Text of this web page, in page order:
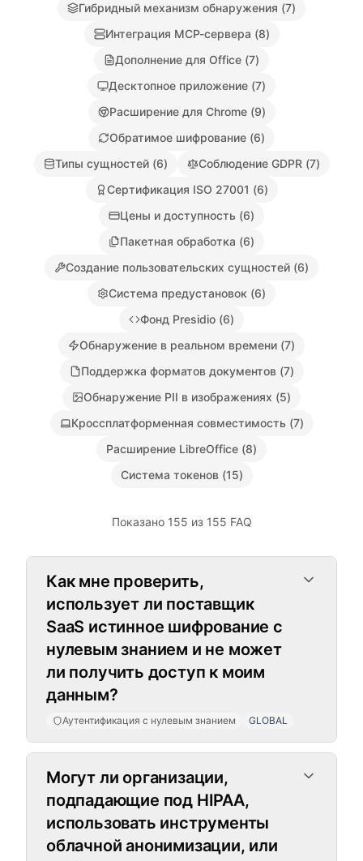
Гибридный механизм обнаружения (7)
Интеграция MCP-сервера (8)
Дополнение для Office (7)
Десктопное приложение (7)
Расширение для Chrome(9)
Обратимое шифрование (6)
Типы сущностей(6) Соблюдение GDPR(7)
Сертификация ISO 27001 (6)
Цены и доступность (6)
Пакетная обработка (6)
Создание пользовательских сущностей (6)
Система предустановок (6)
Фонд Presidio (6)
Обнаружение в реальном времени (7)
Поддержка форматов документов(7)
Обнаружение PII в изображениях (5)
Кроссплатформенная совместимость(7)
Расширение LibreOffice (8)
Система токенов(15)
Показано 155 из 155 FAQ
Аутентификация с нулевым
Как мне проверить,
использует ли поставщик
SaaS истинное шифрование с
нулевым знанием и не может
ли получить доступ к моим
данным?
Аутентификация с нулевым знанием GLOBAL
Могут ли организации,
подпадающие под HIPAA,
использовать инструменты
облачной анонимизации, или